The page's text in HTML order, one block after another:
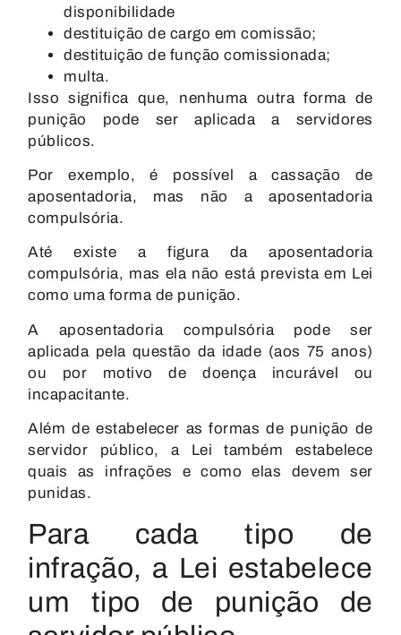
disponibilidade
destituição de cargo em comissão;
destituição de função comissionada;
multa.
Isso significa que, nenhuma outra forma de
punição pode ser aplicada a servidores
públicos.
Por exemplo, é possível a cassação de
aposentadoria, mas não a aposentadoria
compulsória.
Até existe a figura da aposentadoria
compulsória, mas ela não está prevista em Lei
como uma forma de punição.
A aposentadoria compulsória pode ser
aplicada pela questão da idade (aos 75 anos)
ou por motivo de doença incurável ou
incapacitante.
Além de estabelecer as formas de punição de
servidor público, a Lei também estabelece
quais as infrações e como elas devem ser
punidas.
Para cada tipo de
infração, a Lei estabelece
um tipo de punição de